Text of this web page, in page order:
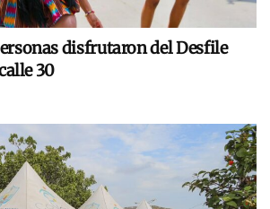
disfrutaron del Desfile
30